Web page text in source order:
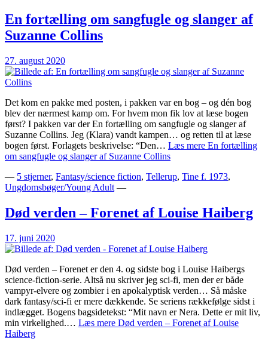
En fortælling om sangfugle og slanger af
Suzanne Collins
27. august 2020
Det kom en pakke med posten, i pakken var en bog – og dén bog
blev der nærmest kamp om. For hvem mon fik lov at læse bogen
først? I pakken var der En fortælling om sangfugle og slanger af
Suzanne Collins. Jeg (Klara) vandt kampen… og retten til at læse
bogen først. Forlagets beskrivelse: “Den… Læs mere En fortælling
om sangfugle og slanger af Suzanne Collins
— 5 stjerner, Fantasy/science fiction, Tellerup, Tine f. 1973,
Ungdomsbøger/Young Adult —
Død verden – Forenet af Louise Haiberg
17. juni 2020
Død verden – Forenet er den 4. og sidste bog i Louise Haibergs
science-fiction-serie. Altså nu skriver jeg sci-fi, men der er både
vampyr-elvere og zombier i en apokalyptisk verden… Så måske
dark fantasy/sci-fi er mere dækkende. Se seriens rækkefølge sidst i
indlægget. Bogens bagsidetekst: “Mit navn er Nera. Dette er mit liv,
min virkelighed.… Læs mere Død verden – Forenet af Louise
Haiberg